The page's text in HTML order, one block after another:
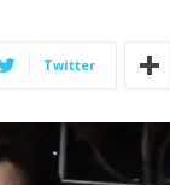
Twitter